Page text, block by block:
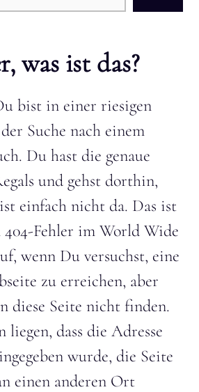
was ist das?
bist in einer riesigen
Suche nach einem
Du hast die genaue
und gehst dorthin,
einfach nicht da. Das ist
Fehler im World Wide
wenn Du versuchst, eine
zu erreichen, aber
diese Seite nicht finden.
liegen, dass die Adresse
wurde, die Seite
einen anderen Ort